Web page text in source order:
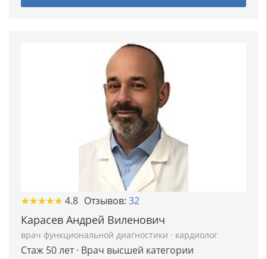
★★★★★
★★★★★ 4.8 Отзывов: 32
Карасев Андрей Виленович
врач функциональной диагностики · кардиолог
Стаж 50 лет · Врач высшей категории